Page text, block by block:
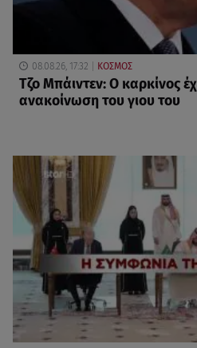
08.08.26, 17:32 ΚΟΣΜΟΣ
Τζο Μπάιντεν: Ο καρκίνος
ανακοίνωση του γιου του